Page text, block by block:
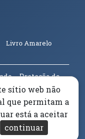
Livro Amarelo
em nova janela)
Proteção de
© 2026
(abre em nova janela)
sítio web não
que permitam a
está a aceitar
continuar